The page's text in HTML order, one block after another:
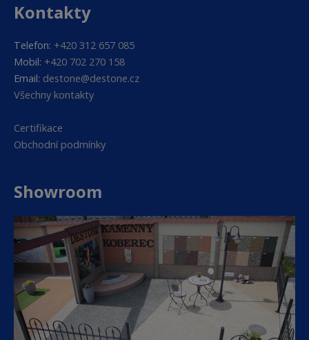
Kontakty
Telefon: +420 312 657 085
Mobil: +420 702 270 158
Email: destone@destone.cz
Všechny kontakty
Certifikace
Obchodní podmínky
Showroom